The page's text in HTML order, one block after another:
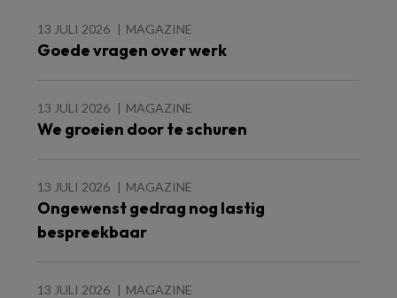
13 JULI 2026 MAGAZINE
Goede vragen over werk
13 JULI 2026 MAGAZINE
We groeien door te schuren
13 JULI 2026 MAGAZINE
Ongewenst gedrag nog lastig
bespreekbaar
13 JULI 2026 MAGAZINE